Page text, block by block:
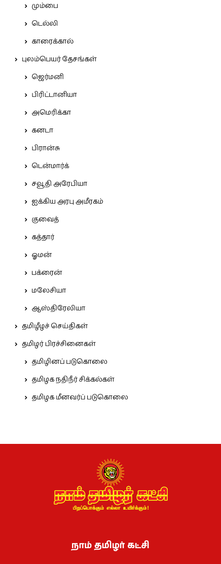
மும்பை
டெல்லி
காரைக்கால்
புலம்பெயர் தேசங்கள்
ஜெர்மனி
பிரிட்டானியா
அமெரிக்கா
கனடா
பிரான்சு
டென்மார்க்
சவூதி அரேபியா
ஐக்கிய அரபு அமீரகம்
குவைத்
கத்தார்
ஓமன்
பக்ரைன்
மலேசியா
ஆஸ்திரேலியா
தமிழீழச் செய்திகள்
தமிழர் பிரச்சினைகள்
தமிழினப் படுகொலை
தமிழக நதிநீர் சிக்கல்கள்
தமிழக மீனவர்ப் படுகொலை
நாம் தமிழர் கட்சி